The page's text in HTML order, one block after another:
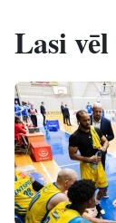
Lasi vēl